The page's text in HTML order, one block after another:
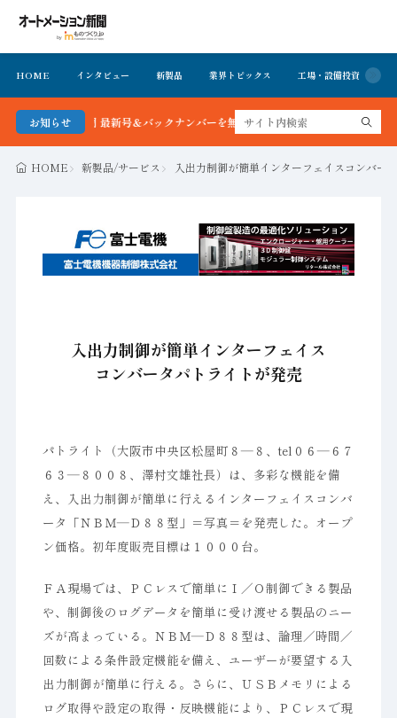
HOME インタビュー 新製品 業界トピックス 工場・設備投資
お知らせ
ン新聞 最新号＆バックナンバーを無料で公開中 詳細はこちら
HOME 新製品/サービス 入出力制御が簡単インターフェイスコンバー
入出力制御が簡単インターフェイス
コンバータパトライトが発売
パトライト（大阪市中央区松屋町８―８、tel０６―６７
６３―８００８、澤村文雄社長）は、多彩な機能を備
え、入出力制御が簡単に行えるインターフェイスコンバ
ータ「ＮＢＭ―Ｄ８８型」＝写真＝を発売した。オープ
ン価格。初年度販売目標は１０００台。
ＦＡ現場では、ＰＣレスで簡単にＩ／Ｏ制御できる製品
や、制御後のログデータを簡単に受け渡せる製品のニー
ズが高まっている。ＮＢＭ―Ｄ８８型は、論理／時間／
回数による条件設定機能を備え、ユーザーが要望する入
出力制御が簡単に行える。さらに、ＵＳＢメモリによる
ログ取得や設定の取得・反映機能により、ＰＣレスで現